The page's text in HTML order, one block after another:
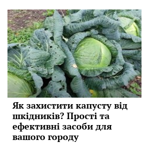
Як захистити капусту від
шкідників? Прості та
ефективні засоби для
вашого городу